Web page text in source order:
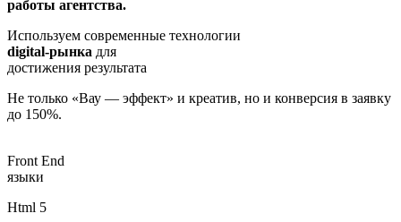
Используем современные технологии
digital-рынка
достижения результата
Не только «Вау — эффект» и креатив, но и конверсия в заявку
до 150%.
языки
Html 5
CSS 3